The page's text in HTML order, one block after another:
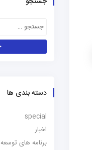
دسته بندی ها
special
اخبار
برنامه های توسعه